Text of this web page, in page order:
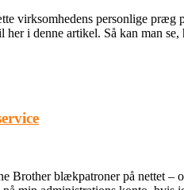
virksomhedens personlige præg
her i denne artikel. Så kan man
Brother blækpatroner på nettet